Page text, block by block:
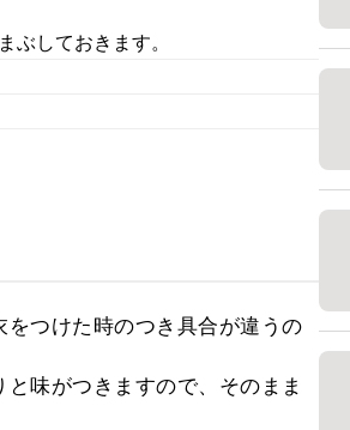
ぶしておきます。
つけた時のつき具合が違うの
味がつきますので、そのまま